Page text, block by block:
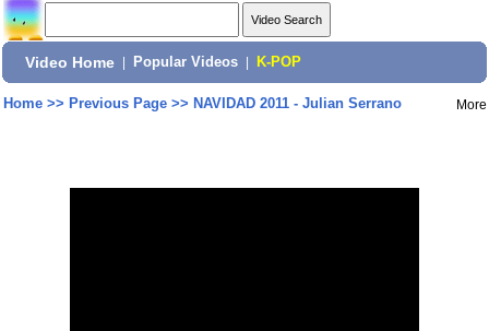
Video Home Popular Videos K-POP
Home>> Previous Page>> NAVIDAD 2011 - Julian Serrano More